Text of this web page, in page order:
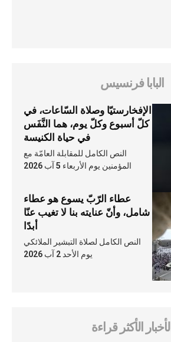
البابا فرنسيس
الإفخارستيّا وصلاة السّاعات، في
كلّ أسبوع وكلّ يوم، هما النَّفَس
في حياة الكنيسة
النص الكامل للمقابلة العامّة مع
المؤمنين يوم الأربعاء 5 آب 2026
عطاء الرّبّ يسوع هو عطاء
شامل، وأنّ عنايته بنا لا تغيب عنّا
أبدًا
النص الكامل لصلاة التبشير الملائكي
يوم الأحد 2 آب 2026
الأخبار الأكثر قراءة